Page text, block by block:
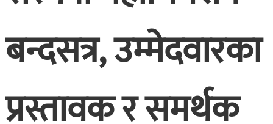
बन्दसत्र, उम्मेदवारका
प्रस्तावक र समर्थक